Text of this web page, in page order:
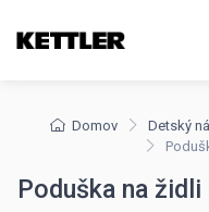
Domov Detský
Poduška
Poduška na židli